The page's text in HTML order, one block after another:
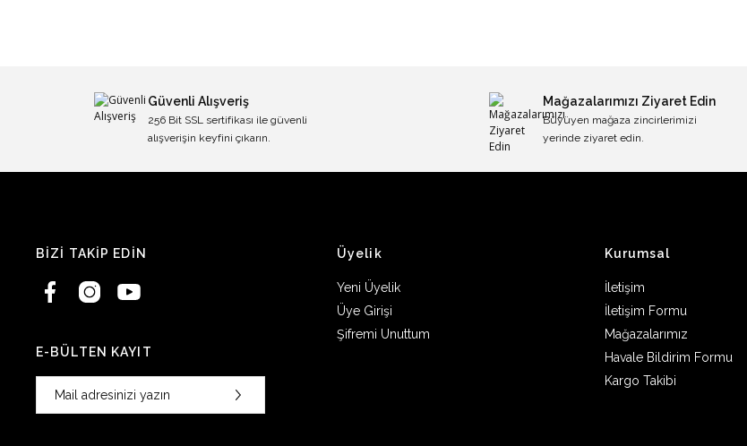
Güvenli Alışveriş
256 Bit SSL sertifikası ile güvenli
alışverişin keyfini çıkarın.
Mağazalarımızı Ziyaret Edin
Büyüyen mağaza zincirlerimizi
yerinde ziyaret edin.
BİZİ TAKİP EDİN
E-BÜLTEN KAYIT
Üyelik
Yeni Üyelik
Üye Girişi
Şifremi Unuttum
Kurumsal
İletişim
İletişim Formu
Mağazalarımız
Havale Bildirim Formu
Kargo Takibi